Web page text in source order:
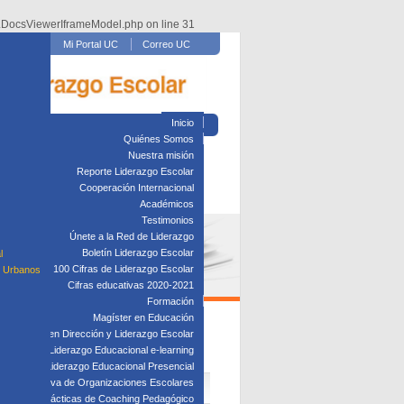
on line 31
Mi Portal UC Correo UC
Urbanos
Inicio
Quiénes Somos
Nuestra misión
Reporte Liderazgo Escolar
Cooperación Internacional
Académicos
Testimonios
Únete a la Red de Liderazgo
Boletín Liderazgo Escolar
100 Cifras de Liderazgo Escolar
Cifras educativas 2020-2021
Formación
Magíster en Educación
Diplomado en Dirección y Liderazgo Escolar
en Liderazgo Educacional e-learning
en Liderazgo Educacional Presencial
Directiva de Organizaciones Escolares
Taller: Prácticas de Coaching Pedagógico
OF